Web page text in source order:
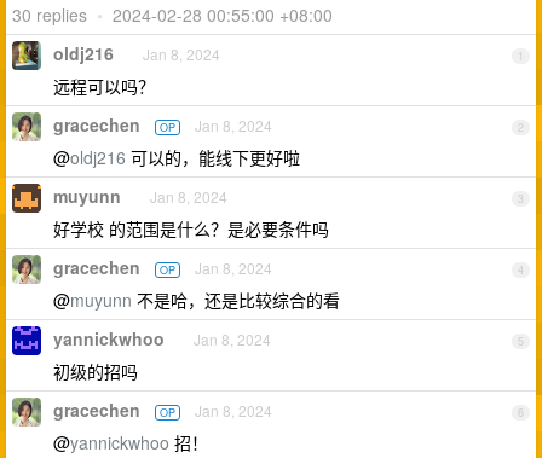
30 replies • 2024-02-28 00:55:00 +08:00
1
oldj216 Jan 8, 2024
远程可以吗？
2
gracechen OP Jan 8, 2024
@oldj216 可以的，能线下更好啦
3
muyunn Jan 8, 2024
好学校 的范围是什么？是必要条件吗
4
gracechen OP Jan 8, 2024
@muyunn 不是哈，还是比较综合的看
5
yannickwhoo Jan 8, 2024
初级的招吗
6
gracechen OP Jan 8, 2024
@yannickwhoo 招！